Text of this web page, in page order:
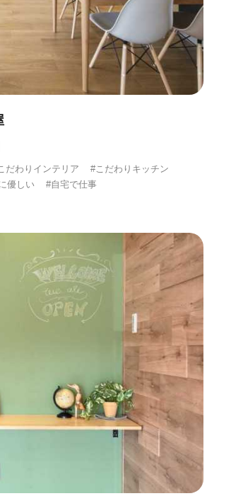
だわりインテリア
#こだわりキッチン
優しい #自宅で仕事